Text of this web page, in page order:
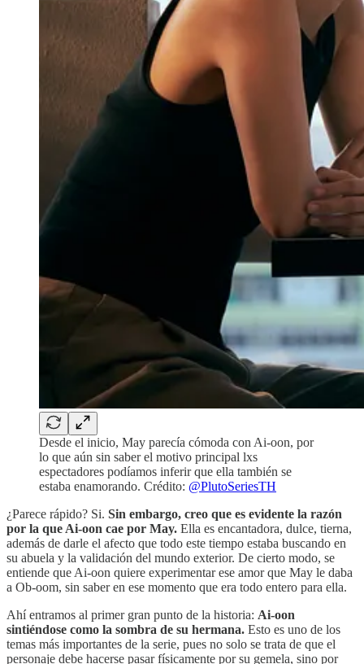
Desde el inicio, May parecía cómoda con Ai-oon, por
lo que aún sin saber el motivo principal lxs
espectadores podíamos inferir que ella también se
estaba enamorando. Crédito: @PlutoSeriesTH
¿Parece rápido? Si. Sin embargo, creo que es evidente la razón
por la que Ai-oon cae por May. Ella es encantadora, dulce, tierna,
además de darle el afecto que todo este tiempo estaba buscando en
su abuela y la validación del mundo exterior. De cierto modo, se
entiende que Ai-oon quiere experimentar ese amor que May le daba
a Ob-oom, sin saber en ese momento que era todo entero para ella.
Ahí entramos al primer gran punto de la historia: Ai-oon
sintiéndose como la sombra de su hermana. Esto es uno de los
temas más importantes de la serie, pues no solo se trata de que el
personaje debe hacerse pasar físicamente por su gemela, sino por